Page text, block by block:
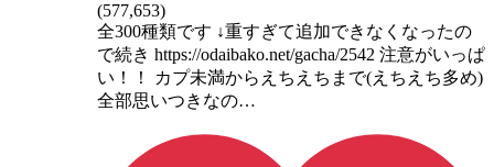
(577,653)
全300種類です ↓重すぎて追加できなくなったの
で続き https://odaibako.net/gacha/2542 注意がいっぱ
い！！ カプ未満からえちえちまで(えちえち多め)
全部思いつきなの…